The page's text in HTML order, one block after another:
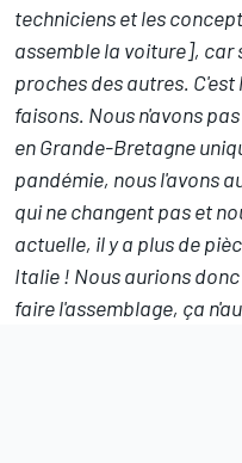
techniciens et les
assemble la voiture], car
proches des autres.
faisons. Nous n'avons
en Grande-Bretagne
pandémie, nous l'avons
qui ne changent pas et
actuelle, il y a plus de
Italie ! Nous aurions
faire l'assemblage, ça